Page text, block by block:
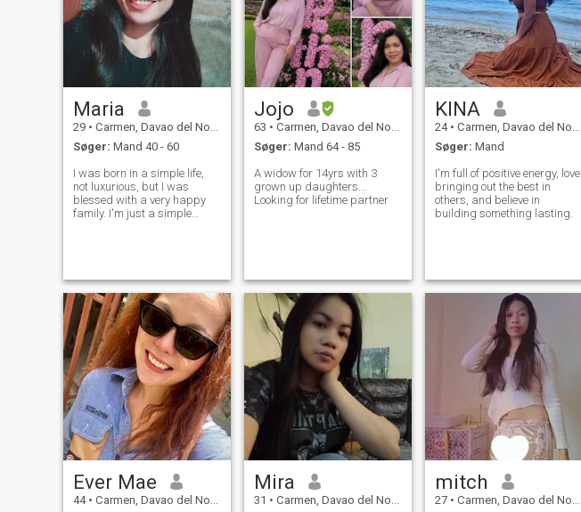
Maria
29 • Carmen, Davao del Norte, Filippinerne
Søger: Mand 40 - 60
I was born in a simple life,
not luxurious, but I was
blessed with a very happy
family. I'm just a simple
Jojo
63 • Carmen, Davao del Norte, Filippinerne
Søger: Mand 64 - 85
A widow for 14yrs with 3
grown up daughters...
Looking for lifetime partner
KINA
24 • Carmen, Davao del Norte, Filippinerne
Søger: Mand
I'm full of positive energy, love
bringing out the best in
others, and believe in
building something lasting.
Ever Mae
44 • Carmen, Davao del Norte, Filippinerne
Mira
31 • Carmen, Davao del Norte, Filippinerne
mitch
27 • Carmen, Davao del Norte, Filippinerne